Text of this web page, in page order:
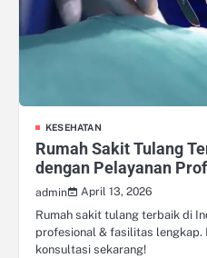
KESEHATAN
Rumah Sakit Tulang
dengan Pelayanan
admin
April 13, 2026
Rumah sakit tulang terbaik di
profesional & fasilitas lengkap.
konsultasi sekarang!